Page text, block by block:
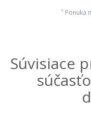
* Ponuka
Súvisiace